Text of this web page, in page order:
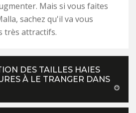
Mais si vous faites
sachez qu'il va vous
très attractifs.
DES TAILLES HAIES
À LE TRANGER DANS